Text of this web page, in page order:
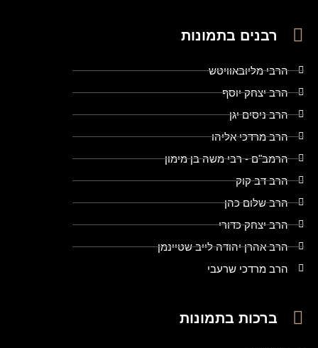
רבנים בתמונות
הרבי מליובאוויטש
הרב יצחק יוסף
הרב ניסים יגן
הרב מרדכי אליהו
הרמב"ם - רבי משה בן מימון
הרב דב קוק
הרב שלום כהן
הרב יצחק כדורי
הרב אהרן יהודה לייב שטיינמן
הרב מרדכי שרעבי
ברכות בתמונות